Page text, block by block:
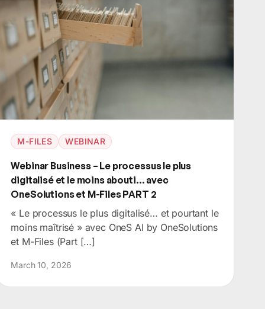
M-FILES WEBINAR
Webinar Business – Le processus le plus
digitalisé et le moins abouti… avec
OneSolutions et M-Files PART 2
« Le processus le plus digitalisé… et pourtant le
moins maîtrisé » avec OneS AI by OneSolutions
et M-Files (Part […]
March 10, 2026